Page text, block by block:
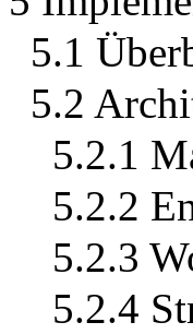
5.1
5.2
5.2.1
5.2.2
5.2.3
5.2.4